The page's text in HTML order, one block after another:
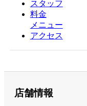
スタッフ
料金
メニュー
アクセス
店舗情報